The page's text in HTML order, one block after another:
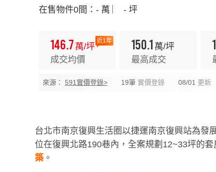
在售物件0間： - 萬 - 坪
146.7 萬/坪
近1年
成交均價
150.1 萬/坪
最高成交
來源： 591實價登錄> 19筆 實價登錄 08/01 更新
台北市南京復興生活圈以捷運南京復興站為發
位在復興北路190巷內，全案規劃12~33坪的
築 。